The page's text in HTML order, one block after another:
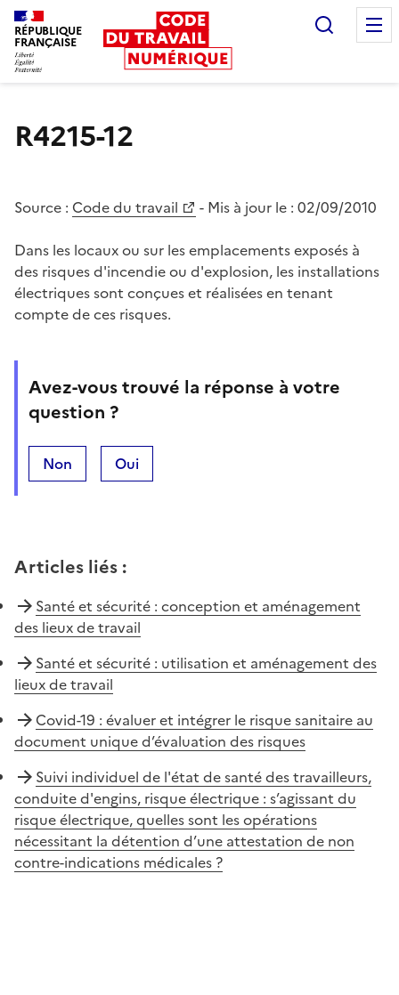
RÉPUBLIQUE
FRANÇAISE
R4215-12
Source : Code du travail - Mis à jour le : 02/09/2010
Dans les locaux ou sur les emplacements exposés à
des risques d'incendie ou d'explosion, les installations
électriques sont conçues et réalisées en tenant
compte de ces risques.
Avez-vous trouvé la réponse à votre
question ?
Non Oui
Articles liés :
Santé et sécurité : conception et aménagement
des lieux de travail
Santé et sécurité : utilisation et aménagement des
lieux de travail
Covid-19 : évaluer et intégrer le risque sanitaire au
document unique d’évaluation des risques
Suivi individuel de l'état de santé des travailleurs,
conduite d'engins, risque électrique : s’agissant du
risque électrique, quelles sont les opérations
nécessitant la détention d’une attestation de non
contre-indications médicales ?